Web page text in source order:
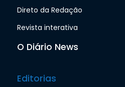
Direto da Redação
Revista interativa
O Diário News
Editorias